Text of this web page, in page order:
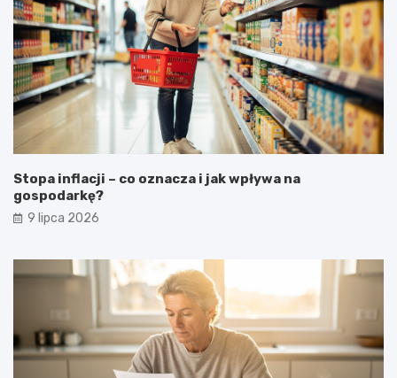
Stopa inflacji – co oznacza i jak wpływa na
gospodarkę?
9 lipca 2026